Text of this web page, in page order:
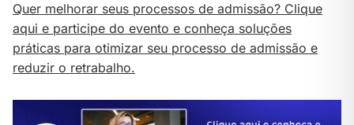
Quer melhorar seus processos de admissão? Clique
aqui e participe do evento e conheça soluções
práticas para otimizar seu processo de admissão e
reduzir o retrabalho.